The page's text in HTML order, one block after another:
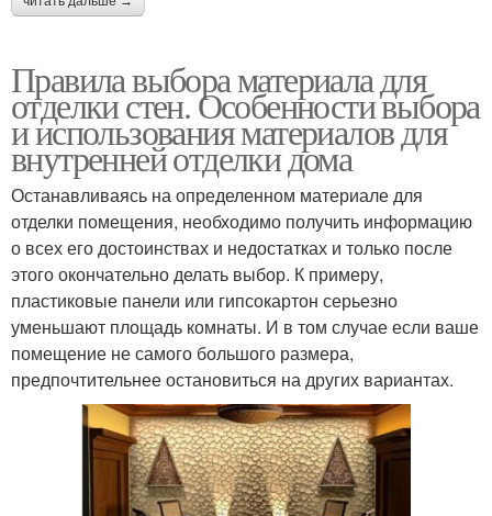
Правила выбора материала для
отделки стен. Особенности выбора
и использования материалов для
внутренней отделки дома
Останавливаясь на определенном материале для
отделки помещения, необходимо получить информацию
о всех его достоинствах и недостатках и только после
этого окончательно делать выбор. К примеру,
пластиковые панели или гипсокартон серьезно
уменьшают площадь комнаты. И в том случае если ваше
помещение не самого большого размера,
предпочтительнее остановиться на других вариантах.